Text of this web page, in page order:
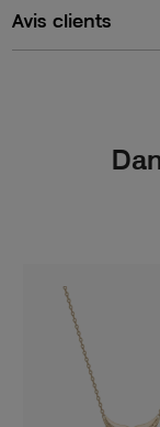
Avis clients